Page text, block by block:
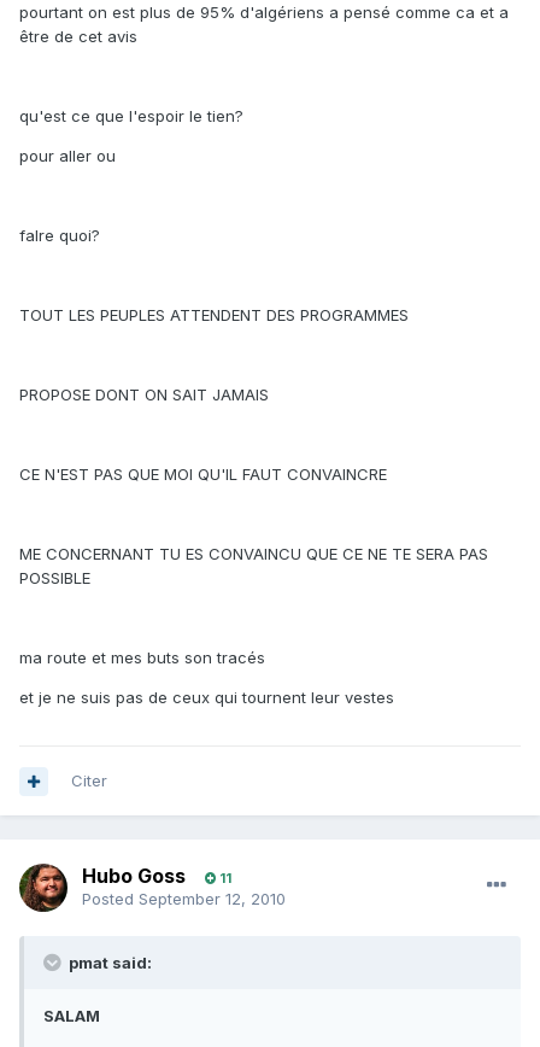
pourtant on est plus de 95% d'algériens a pensé comme ca et a
être de cet avis
qu'est ce que l'espoir le tien?
pour aller ou
faIre quoi?
TOUT LES PEUPLES ATTENDENT DES PROGRAMMES
PROPOSE DONT ON SAIT JAMAIS
CE N'EST PAS QUE MOI QU'IL FAUT CONVAINCRE
ME CONCERNANT TU ES CONVAINCU QUE CE NE TE SERA PAS
POSSIBLE
ma route et mes buts son tracés
et je ne suis pas de ceux qui tournent leur vestes
Citer
Hubo Goss 11
Posted September 12, 2010
pmat said:
SALAM